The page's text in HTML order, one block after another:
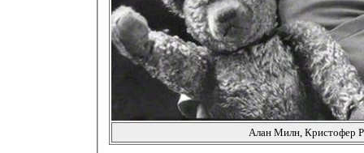
Алан Милн, Кристофер